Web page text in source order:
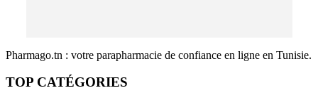
Pharmago.tn : votre parapharmacie de confiance en ligne en Tunisie.
TOP CATÉGORIES